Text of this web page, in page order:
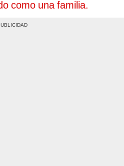
como una familia.